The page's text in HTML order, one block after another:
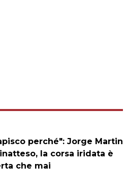
perché": Jorge Martin
la corsa iridata è
che mai